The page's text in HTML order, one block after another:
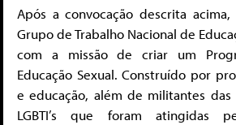
Após a convocação descrita
Grupo de Trabalho Nacional de
com a missão de criar um
Educação Sexual. Construído por
e educação, além de militantes das
LGBTI’s que foram atingidas